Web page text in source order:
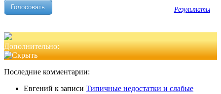
Результаты
Дополнительно:
Последние комментарии:
Евгений к записи Типичные недостатки и слабые